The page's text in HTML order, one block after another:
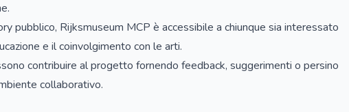
pubblico, Rijksmuseum MCP è accessibile a chiunque sia interessato
e il coinvolgimento con le arti.
contribuire al progetto fornendo feedback, suggerimenti o persino
collaborativo.